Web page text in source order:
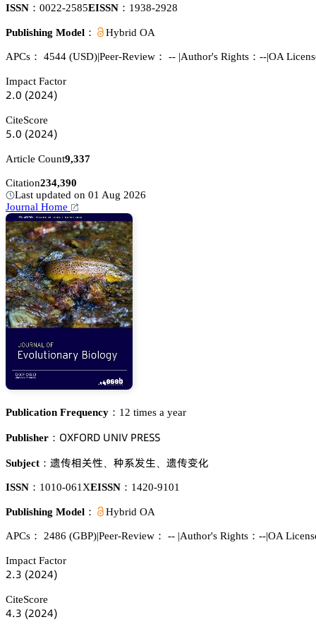
ISSN： 0022-2585EISSN： 1938-2928
Publishing Model： Hybrid OA
APCs： 4544 (USD)|Peer-Review： -- |Author's Rights：--|OA
Impact Factor
缗.蔡 (缗蔡缗鋺)
CiteScore
逦.蔡 (缗蔡缗鋺)
Article Count9,337
Citation234,390
Last updated on 01 Aug 2026
Journal Home
Publication Frequency： 12 times a year
Publisher： 鵣雼彦鵣葤枀 侶沟喊妯 鵝葤乊偌偌
Subject： 谸卢䁯姮焬 舓忚䖵璗 谸卢珋仃
ISSN： 1010-061XEISSN： 1420-9101
Publishing Model： Hybrid OA
APCs： 2486 (GBP)|Peer-Review： -- |Author's Rights：--|OA
Impact Factor
缗.杚 (缗蔡缗鋺)
CiteScore
鋺.杚 (缗蔡缗鋺)